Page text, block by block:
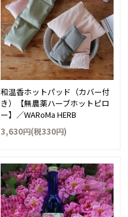
和温香ホットパッド（カバー付
き）【無農薬ハーブホットピロ
ー】／WARoMa HERB
3,630円(税330円)